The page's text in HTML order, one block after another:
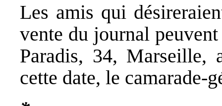
Les amis qui
vente du journal
Paradis, 34,
cette date, le camarade-